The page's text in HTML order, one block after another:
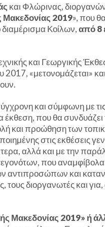
και Φλώρινας,
Μακεδονίας 2019», που
Κοίλων,από 8
και Γεωργικής
«μετονομάζεται»
και σύμφωνη με τις
έκθεση, που θα συνδυάζει
και προώθηση των
στις εκθέσεις
αλλά και με την
που
αντιπροσώπων και
διοργανωτές και για,
Μακεδονίας 2019» ή